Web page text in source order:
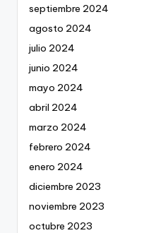
septiembre 2024
agosto 2024
julio 2024
junio 2024
mayo 2024
abril 2024
marzo 2024
febrero 2024
enero 2024
diciembre 2023
noviembre 2023
octubre 2023